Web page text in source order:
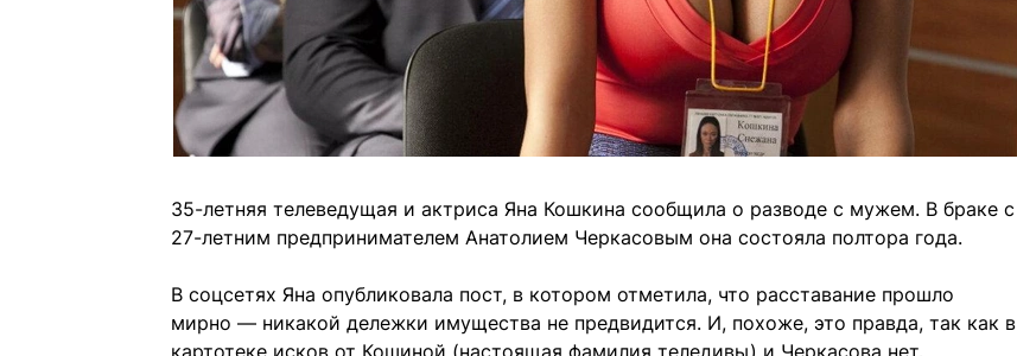
35-летняя телеведущая и актриса Яна Кошкина сообщила о разводе с мужем. В браке с
27-летним предпринимателем Анатолием Черкасовым она состояла полтора года.
В соцсетях Яна опубликовала пост, в котором отметила, что расставание прошло
мирно — никакой дележки имущества не предвидится. И, похоже, это правда, так как в